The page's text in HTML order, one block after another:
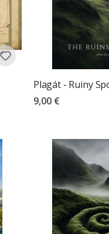
Plagát - Ruiny
9,00 €